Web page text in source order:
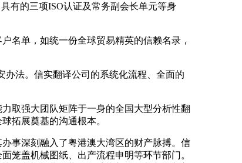
有的三项ISO认证及常务副会长单元等身
单，如统一份全球贸易精英的信赖名录，
法。信实翻译公司的系统化流程、全面的
取强大团队矩阵于一身的全国大型分析性翻
拓展奠基的沟通根本。
事深刻融入了粤港澳大湾区的财产脉搏。信
笼盖机械图纸、出产流程申明等环节部门。